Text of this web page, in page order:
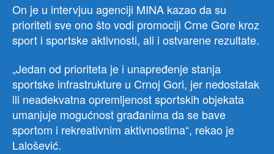
On je u intervjuu agenciji MINA kazao da su
prioriteti sve ono što vodi promociji Crne Gore kroz
sport i sportske aktivnosti, ali i ostvarene rezultate.
„Jedan od prioriteta je i unapređenje stanja
sportske infrastrukture u Crnoj Gori, jer nedostatak
ili neadekvatna opremljenost sportskih objekata
umanjuje mogućnost građanima da se bave
sportom i rekreativnim aktivnostima“, rekao je
Lalošević.